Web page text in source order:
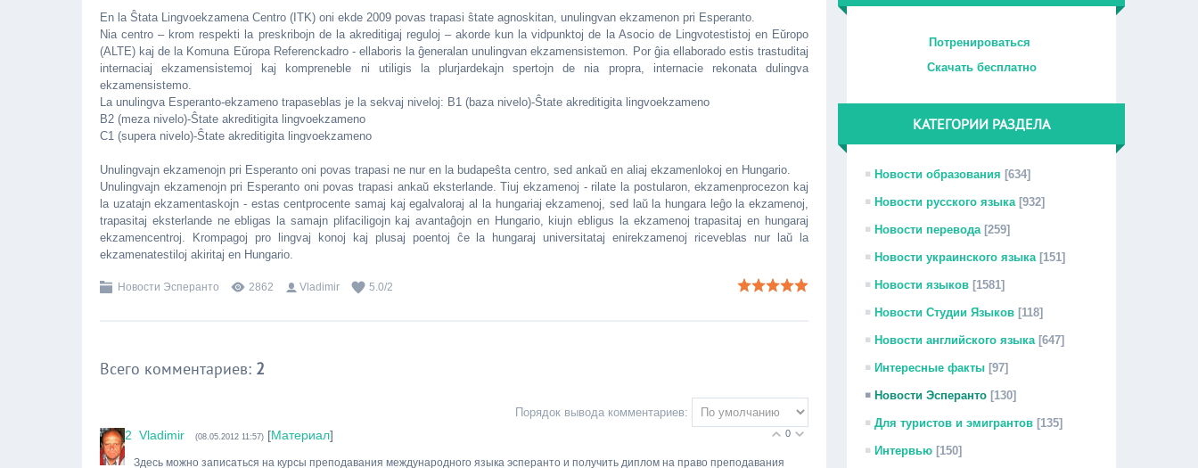
En la Ŝtata Lingvoekzamena Centro (ITK) oni ekde 2009 povas trapasi ŝtate agnoskitan, unulingvan ekzamenon pri Esperanto.
Nia centro – krom respekti la preskribojn de la akreditigaj reguloj – akorde kun la vidpunktoj de la Asocio de Lingvotestistoj en Eŭropo
(ALTE) kaj de la Komuna Eŭropa Referenckadro - ellaboris la ĝeneralan unulingvan ekzamensistemon. Por ĝia ellaborado estis trastuditaj
internaciaj ekzamensistemoj kaj kompreneble ni utiligis la plurjardekajn spertojn de nia propra, internacie rekonata dulingva
ekzamensistemo.
La unulingva Esperanto-ekzameno trapaseblas je la sekvaj niveloj: B1 (baza nivelo)-Ŝtate akreditigita lingvoekzameno
B2 (meza nivelo)-Ŝtate akreditigita lingvoekzameno
C1 (supera nivelo)-Ŝtate akreditigita lingvoekzameno
Unulingvajn ekzamenojn pri Esperanto oni povas trapasi ne nur en la budapeŝta centro, sed ankaŭ en aliaj ekzamenlokoj en Hungario.
Unulingvajn ekzamenojn pri Esperanto oni povas trapasi ankaŭ eksterlande. Tiuj ekzamenoj - rilate la postularon, ekzamenprocezon kaj
la uzatajn ekzamentaskojn - estas centprocente samaj kaj egalvaloraj al la hungariaj ekzamenoj, sed laŭ la hungara leĝo la ekzamenoj,
trapasitaj eksterlande ne ebligas la samajn plifaciligojn kaj avantaĝojn en Hungario, kiujn ebligus la ekzamenoj trapasitaj en hungaraj
ekzamencentroj. Krompagoj pro lingvaj konoj kaj plusaj poentoj ĉe la hungaraj universitataj enirekzamenoj riceveblas nur laŭ la
ekzamenatestiloj akiritaj en Hungario.
Новости Эсперанто 2862 Vladimir 5.0/2
Всего комментариев: 2
Порядок вывода комментариев:
0
2 Vladimir (08.05.2012 11:57) [Материал]
Здесь можно записаться на курсы преподавания международного языка эсперанто и получить диплом на право преподавания
Потренироваться
Скачать бесплатно
КАТЕГОРИИ РАЗДЕЛА
Новости образования [634]
Новости русского языка [932]
Новости перевода [259]
Новости украинского языка [151]
Новости языков [1581]
Новости Студии Языков [118]
Новости английского языка [647]
Интересные факты [97]
Новости Эсперанто [130]
Для туристов и эмигрантов [135]
Интервью [150]